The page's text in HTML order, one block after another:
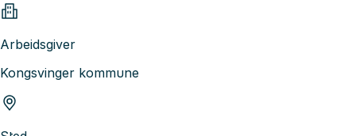
Arbeidsgiver
Kongsvinger kommune